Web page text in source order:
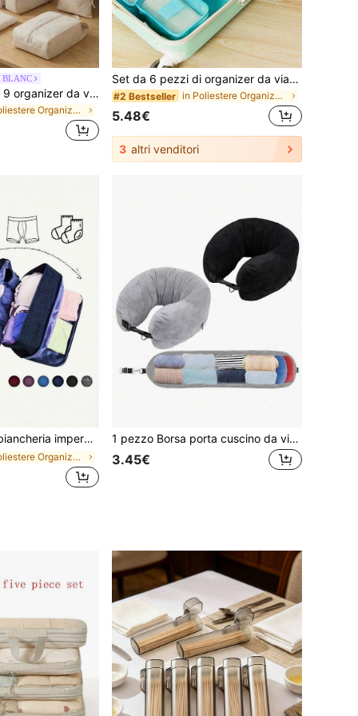
BLANC
Haus Hana Set di 9 organizer da viaggio – Organizer per valigia con cerniera ad alta capacità, con tasche in rete, borsa per scarpe, custodia per bottiglie e sacchetto con coulisse
in Poliestere Organizzatori di viaggi
Set da 6 pezzi di organizer da viaggio impermeabili con motivi floreali, borse portatili con cerniera per riporre i vestiti, adatte per valigie, dormitori universitari, stile minimalista (disponibili in varie stampe e motivi a lettere), ritorno a scuola, ritorno a scuola
#2 Bestseller in Poliestere Organizzatori di viaggi
5.48€
3 altri venditori
multifunzionale da viaggio per biancheria intima e accessori da donna
in Poliestere Organizzatori di viaggi
1 pezzo Borsa porta cuscino da viaggio, cuscino da collo portatile riempibile per supporto del collo, cuscino da viaggio salvaspazio per il collo, accessorio cuscino da volo o da viaggio
3.45€